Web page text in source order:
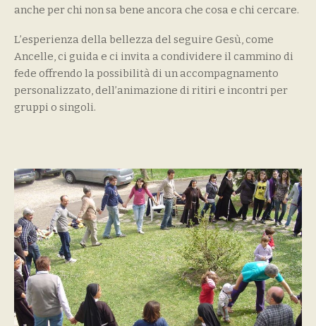
anche per chi non sa bene ancora che cosa e chi cercare.
L’esperienza della bellezza del seguire Gesù, come
Ancelle, ci guida e ci invita a condividere il cammino di
fede offrendo la possibilità di un accompagnamento
personalizzato, dell’animazione di ritiri e incontri per
gruppi o singoli.